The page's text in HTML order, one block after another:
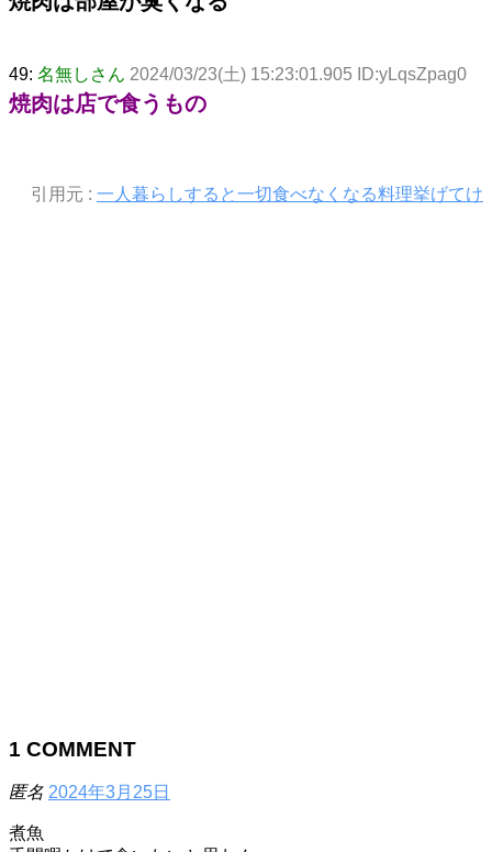
49: 名無しさん 2024/03/23(土) 15:23:01.905 ID:yLqsZpag0
焼肉は店で食うもの
引用元 : 一人暮らしすると一切食べなくなる料理挙げてけ
1 COMMENT
匿名 2024年3月25日
煮魚